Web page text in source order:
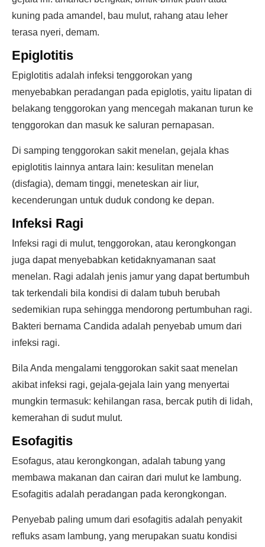
kuning pada amandel, bau mulut, rahang atau leher
terasa nyeri, demam.
Epiglotitis
Epiglotitis adalah infeksi tenggorokan yang
menyebabkan peradangan pada epiglotis, yaitu lipatan di
belakang tenggorokan yang mencegah makanan turun ke
tenggorokan dan masuk ke saluran pernapasan.
Di samping tenggorokan sakit menelan, gejala khas
epiglotitis lainnya antara lain: kesulitan menelan
(disfagia), demam tinggi, meneteskan air liur,
kecenderungan untuk duduk condong ke depan.
Infeksi Ragi
Infeksi ragi di mulut, tenggorokan, atau kerongkongan
juga dapat menyebabkan ketidaknyamanan saat
menelan. Ragi adalah jenis jamur yang dapat bertumbuh
tak terkendali bila kondisi di dalam tubuh berubah
sedemikian rupa sehingga mendorong pertumbuhan ragi.
Bakteri bernama Candida adalah penyebab umum dari
infeksi ragi.
Bila Anda mengalami tenggorokan sakit saat menelan
akibat infeksi ragi, gejala-gejala lain yang menyertai
mungkin termasuk: kehilangan rasa, bercak putih di lidah,
kemerahan di sudut mulut.
Esofagitis
Esofagus, atau kerongkongan, adalah tabung yang
membawa makanan dan cairan dari mulut ke lambung.
Esofagitis adalah peradangan pada kerongkongan.
Penyebab paling umum dari esofagitis adalah penyakit
refluks asam lambung, yang merupakan suatu kondisi